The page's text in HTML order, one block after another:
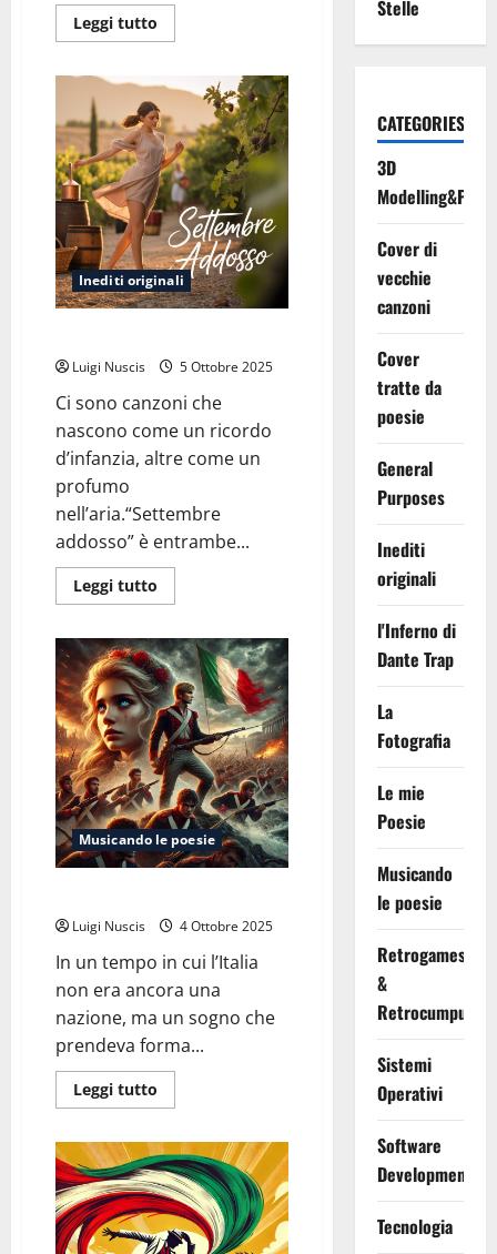
Leggi tutto
di
Il
Naso
e
lo
Schermo:
Un
Cyrano
per
il
Secolo
dei
Filtri
Inediti originali
Luigi Nuscis 5 Ottobre 2025
Ci sono canzoni che
nascono come un ricordo
d’infanzia, altre come un
profumo
nell’aria.“Settembre
addosso” è entrambe...
Leggi tutto
di
Settembre
addosso
Musicando le poesie
Luigi Nuscis 4 Ottobre 2025
In un tempo in cui l’Italia
non era ancora una
nazione, ma un sogno che
prendeva forma...
Leggi tutto
di
La
spigolatrice
di
Sapri
Stelle
CATEGORIES
3D
Cover di
vecchie
canzoni
Cover
tratte da
poesie
General
Purposes
Inediti
originali
l'Inferno di
Dante Trap
La
Fotografia
Le mie
Poesie
Musicando
le poesie
Retrogames
&
Retrocumputing
Sistemi
Operativi
Software
Development
Tecnologia